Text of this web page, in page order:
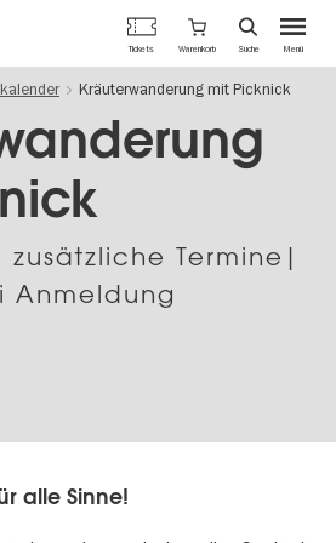
Menü
Tickets Warenkorb Suche
Kräuterwanderung mit Picknick
zusätzliche Termine|
Anmeldung
alle Sinne!